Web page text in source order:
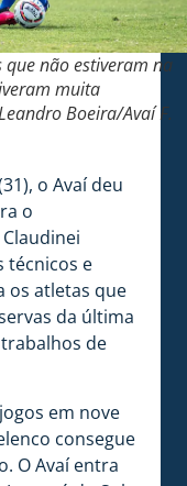
não estiveram na
muita
Boeira/Avaí F.
o Avaí deu
o
técnicos e
os atletas que
da última
de
em nove
consegue
O Avaí entra